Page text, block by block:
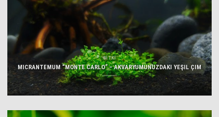
BİTKİ
MICRANTEMUM “MONTE CARLO” – AKVARYUMUNUZDAKI YEŞIL ÇIM